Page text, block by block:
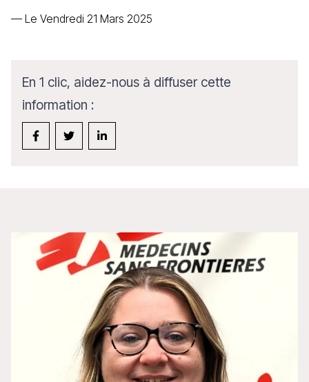
— Le Vendredi 21 Mars 2025
En 1 clic, aidez-nous à diffuser cette
information :